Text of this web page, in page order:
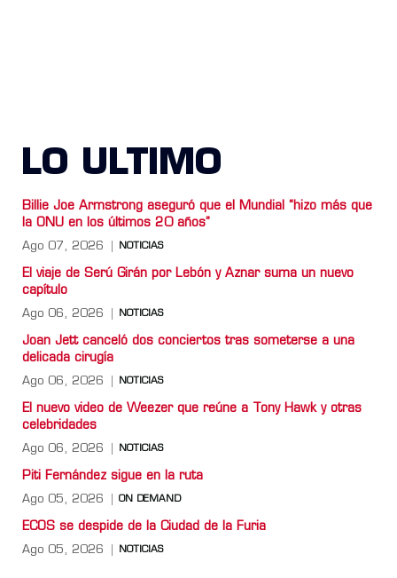
LO ULTIMO
Billie Joe Armstrong aseguró que el Mundial “hizo más que
la ONU en los últimos 20 años”
Ago 07, 2026 NOTICIAS
El viaje de Serú Girán por Lebón y Aznar suma un nuevo
capítulo
Ago 06, 2026 NOTICIAS
Joan Jett canceló dos conciertos tras someterse a una
delicada cirugía
Ago 06, 2026 NOTICIAS
El nuevo video de Weezer que reúne a Tony Hawk y otras
celebridades
Ago 06, 2026 NOTICIAS
Piti Fernández sigue en la ruta
Ago 05, 2026 ON DEMAND
ECOS se despide de la Ciudad de la Furia
Ago 05, 2026 NOTICIAS